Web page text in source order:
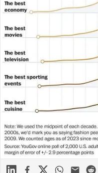
LinkedinFacebook
X WhatsApp
Mail